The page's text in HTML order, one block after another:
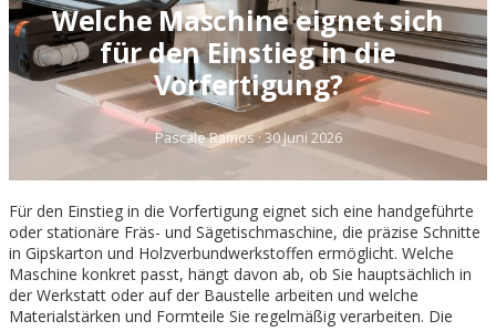
Welche Maschine eignet sich
für den Einstieg in die
Vorfertigung?
Pascale Ramos·30 Juni 2026
Für den Einstieg in die Vorfertigung eignet sich eine handgeführte
oder stationäre Fräs- und Sägetischmaschine, die präzise Schnitte
in Gipskarton und Holzverbundwerkstoffen ermöglicht. Welche
Maschine konkret passt, hängt davon ab, ob Sie hauptsächlich in
der Werkstatt oder auf der Baustelle arbeiten und welche
Materialstärken und Formteile Sie regelmäßig verarbeiten. Die